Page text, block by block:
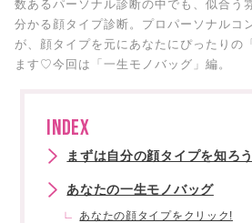
数あるパーソナル診断の中でも、似合う
分かる顔タイプ診断。プロパーソナルコ
が、顔タイプを元にあなたにぴったりの
ます♡今回は「一生モノバッグ」編。
INDEX
まずは自分の顔タイプを知ろ
あなたの一生モノバッグ
あなたの顔タイプをクリック!